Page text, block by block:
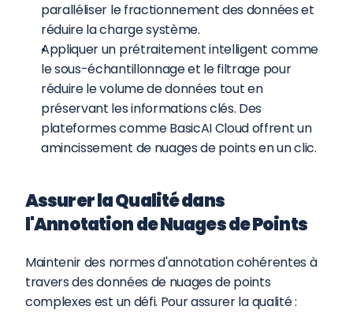
paralléliser le fractionnement des données et
réduire la charge système.
Appliquer un prétraitement intelligent comme
le sous-échantillonnage et le filtrage pour
réduire le volume de données tout en
préservant les informations clés. Des
plateformes comme BasicAI Cloud offrent un
amincissement de nuages de points en un clic.
Assurer la Qualité dans
l'Annotation de Nuages de Points
Maintenir des normes d'annotation cohérentes à
travers des données de nuages de points
complexes est un défi. Pour assurer la qualité :